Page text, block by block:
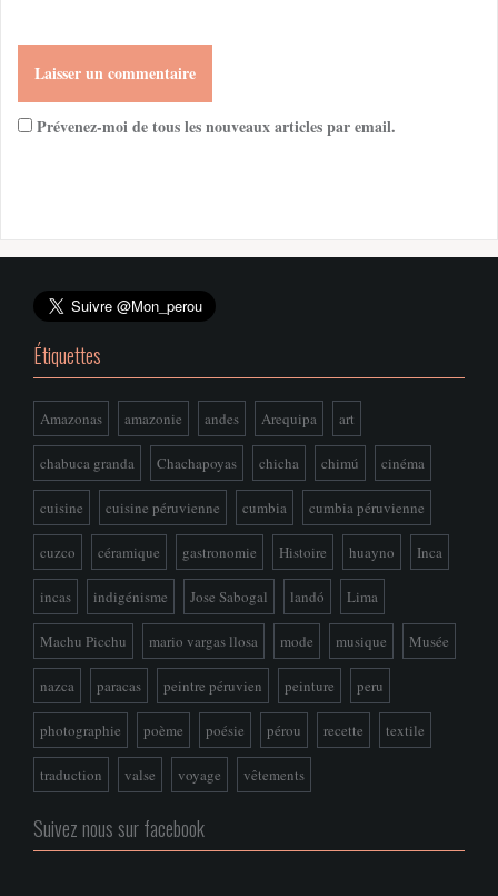
Prévenez-moi de tous les nouveaux articles par email.
Étiquettes
Amazonas amazonie andes Arequipa art
chabuca granda Chachapoyas chicha chimú cinéma
cuisine cuisine péruvienne cumbia cumbia péruvienne
cuzco céramique gastronomie Histoire huayno Inca
incas indigénisme Jose Sabogal landó Lima
Machu Picchu mario vargas llosa mode musique Musée
nazca paracas peintre péruvien peinture peru
photographie poème poésie pérou recette textile
traduction valse voyage vêtements
Suivez nous sur facebook